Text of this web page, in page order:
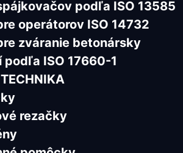
podľa ISO 13585
operátorov ISO 14732
zváranie betonársky
ISO 17660-1
rezačky